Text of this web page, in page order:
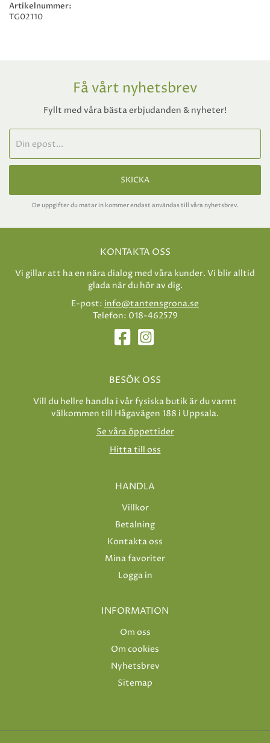
Artikelnummer:
TG02110
Få vårt nyhetsbrev
Fyllt med våra bästa erbjudanden & nyheter!
SKICKA
De uppgifter du matar in kommer endast användas till våra nyhetsbrev.
KONTAKTA OSS
Vi gillar att ha en nära dialog med våra kunder. Vi blir alltid
glada när du hör av dig.
E-post: info@tantensgrona.se
Telefon: 018-462579
BESÖK OSS
Vill du hellre handla i vår fysiska butik är du varmt
välkommen till Hågavägen 188 i Uppsala.
Se våra öppettider
Hitta till oss
HANDLA
Villkor
Betalning
Kontakta oss
Mina favoriter
Logga in
INFORMATION
Om oss
Om cookies
Nyhetsbrev
Sitemap